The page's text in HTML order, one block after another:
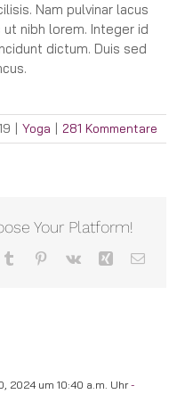
Nam pulvinar lacus
nibh lorem. Integer id
dictum. Duis sed
| Yoga | 281 Kommentare
Your Platform!
Tumblr Pinterest
Vk Xing E-
2024 um 10:40 a.m. Uhr-